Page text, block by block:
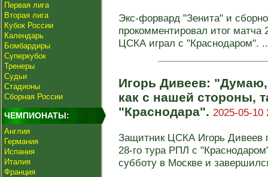
Первая лига
Вторая лига
Кубок России
Календарь
Бомбардиры
Суперкубок
Тренеры
Судьи
Стадионы
Сборная России
ЧЕМПИОНАТЫ:
Англия
Германия
Испания
Италия
Франция
Экс-форвард "Зенита" и
прокомментировал итог
ЦСКА играл с "Краснодаром".
Игорь Дивеев:
как с нашей стороны,
"Краснодара". 2025-05-10
Защитник ЦСКА Игорь Дивеев
28‑го тура РПЛ с
субботу в Москве и